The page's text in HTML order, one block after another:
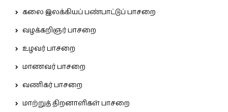
கலை இலக்கியப் பண்பாட்டுப் பாசறை
வழக்கறிஞர் பாசறை
உழவர் பாசறை
மாணவர் பாசறை
வணிகர் பாசறை
மாற்றுத் திறனாளிகள் பாசறை